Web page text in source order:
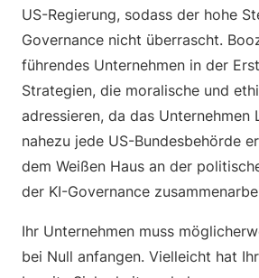
US-Regierung, sodass der hohe
Governance nicht überrascht.
führendes Unternehmen in der
Strategien, die moralische und
adressieren, da das Unternehmen
nahezu jede US-Bundesbehörde
dem Weißen Haus an der
der KI-Governance
Ihr Unternehmen muss
bei Null anfangen. Vielleicht hat